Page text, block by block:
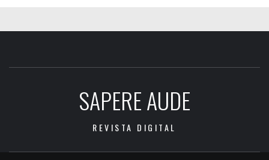
SAPERE AUDE
REVISTA DIGITAL